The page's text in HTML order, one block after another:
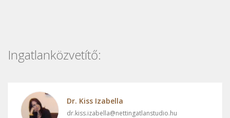
Ingatlanközvetítő:
Dr. Kiss Izabella
dr.kiss.izabella@nettingatlanstudio.hu